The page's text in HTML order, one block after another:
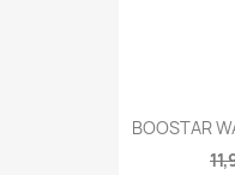
BOOSTAR